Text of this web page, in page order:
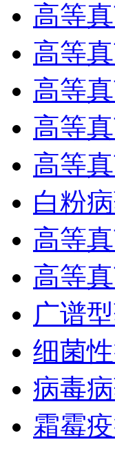
高等
高等
高等
高等
高等
白粉
高等
高等
广谱
细菌
病毒
霜霉